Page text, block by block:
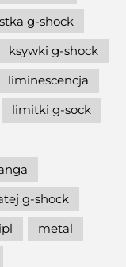
g-shock
ksywki g-shock
liminescencja
limitki g-sock
g-shock
metal